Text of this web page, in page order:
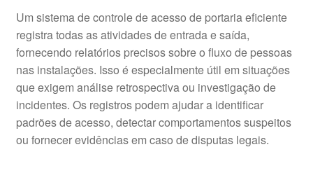
Um sistema de controle de acesso de portaria eficiente
registra todas as atividades de entrada e saída,
fornecendo relatórios precisos sobre o fluxo de pessoas
nas instalações. Isso é especialmente útil em situações
que exigem análise retrospectiva ou investigação de
incidentes. Os registros podem ajudar a identificar
padrões de acesso, detectar comportamentos suspeitos
ou fornecer evidências em caso de disputas legais.